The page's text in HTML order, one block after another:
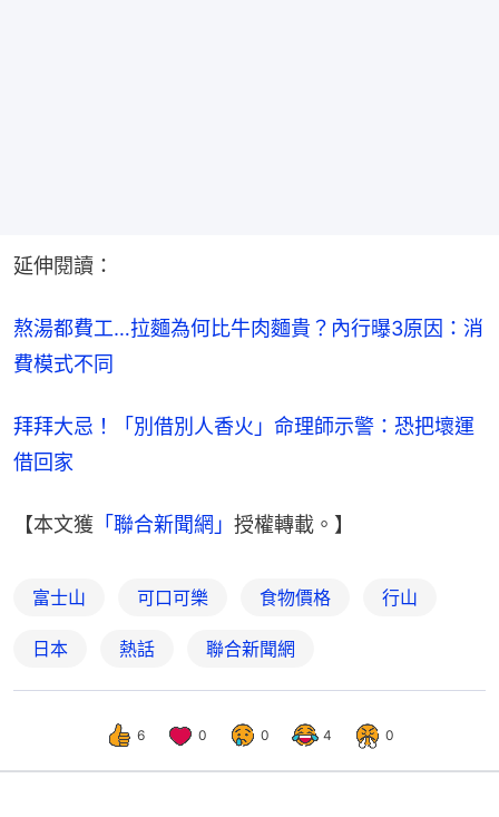
延伸閱讀：
熬湯都費工…拉麵為何比牛肉麵貴？內行曝3原因：消
費模式不同
拜拜大忌！「別借別人香火」命理師示警：恐把壞運
借回家
【本文獲 「聯合新聞網」 授權轉載。】
富士山 可口可樂 食物價格 行山
日本 熱話 聯合新聞網
6 0 0 4 0